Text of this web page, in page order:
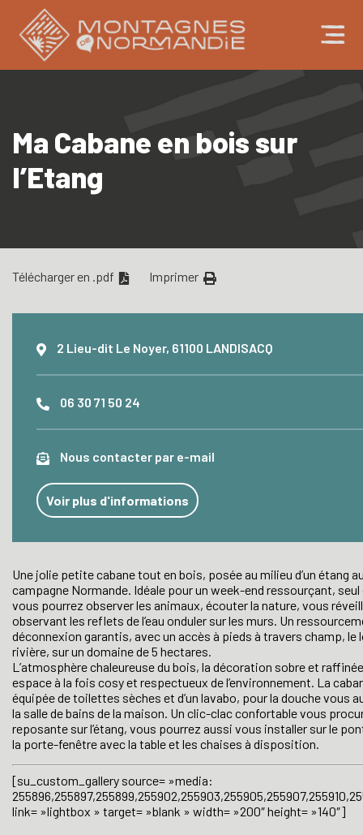
Ma Cabane en bois sur
l’Etang
Télécharger en .pdf Imprimer
2 Lieu-dit Le Noyer, 61100 LANDISACQ
06 30 71 50 24
Nous contacter par e-mail
Voir plus d'informations
Une jolie petite cabane tout en bois, posée au milieu d’un étang
campagne Normande. Idéale pour un week-end ressourçant, seul
vous pourrez observer les animaux, écouter la nature, vous
observant les reflets de l’eau onduler sur les murs. Un
déconnexion garantis, avec un accès à pieds à travers champ, le
rivière, sur un domaine de 5 hectares.
L’atmosphère chaleureuse du bois, la décoration sobre et
espace à la fois cosy et respectueux de l’environnement. La
équipée de toilettes sèches et d’un lavabo, pour la douche vous
la salle de bains de la maison. Un clic-clac confortable vous
reposante sur l’étang, vous pourrez aussi vous installer sur le
la porte-fenêtre avec la table et les chaises à disposition.
[su_custom_gallery source= »media:
link= »lightbox » target= »blank » width= »200″ height= »140″]